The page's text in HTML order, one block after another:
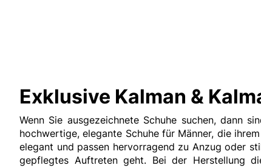
Exklusive Kalman &
Wenn Sie ausgezeichnete Schuhe suchen, dann
hochwertige, elegante Schuhe für Männer, die
elegant und passen hervorragend zu Anzug oder
gepflegtes Auftreten geht. Bei der Herstellung